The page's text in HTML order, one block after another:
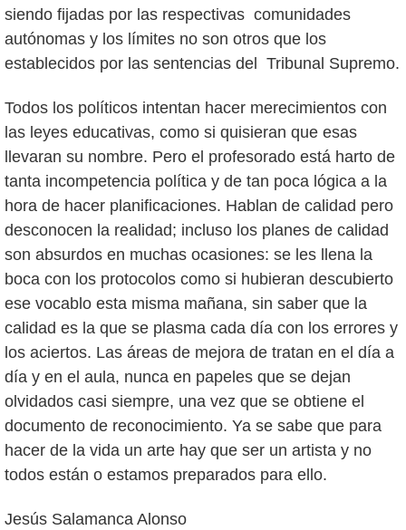
siendo fijadas por las respectivas comunidades
autónomas y los límites no son otros que los
establecidos por las sentencias del Tribunal Supremo.
Todos los políticos intentan hacer merecimientos con
las leyes educativas, como si quisieran que esas
llevaran su nombre. Pero el profesorado está harto de
tanta incompetencia política y de tan poca lógica a la
hora de hacer planificaciones. Hablan de calidad pero
desconocen la realidad; incluso los planes de calidad
son absurdos en muchas ocasiones: se les llena la
boca con los protocolos como si hubieran descubierto
ese vocablo esta misma mañana, sin saber que la
calidad es la que se plasma cada día con los errores y
los aciertos. Las áreas de mejora de tratan en el día a
día y en el aula, nunca en papeles que se dejan
olvidados casi siempre, una vez que se obtiene el
documento de reconocimiento. Ya se sabe que para
hacer de la vida un arte hay que ser un artista y no
todos están o estamos preparados para ello.
Jesús Salamanca Alonso